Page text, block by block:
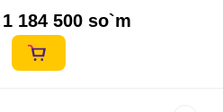
1 184 500 so`m